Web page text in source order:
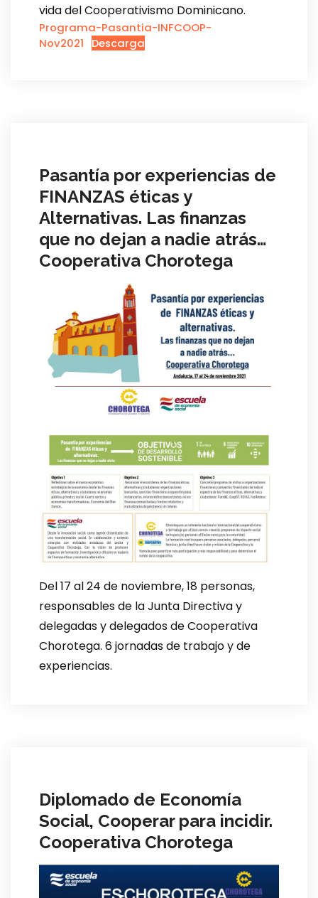
vida del Cooperativismo Dominicano.
Programa-Pasantia-INFCOOP-
Nov2021
Descarga
Pasantía por experiencias de
FINANZAS éticas y
Alternativas. Las finanzas
que no dejan a nadie atrás…
Cooperativa Chorotega
Del 17 al 24 de noviembre, 18 personas,
responsables de la Junta Directiva y
delegadas y delegados de Cooperativa
Chorotega. 6 jornadas de trabajo y de
experiencias.
Diplomado de Economía
Social, Cooperar para incidir.
Cooperativa Chorotega